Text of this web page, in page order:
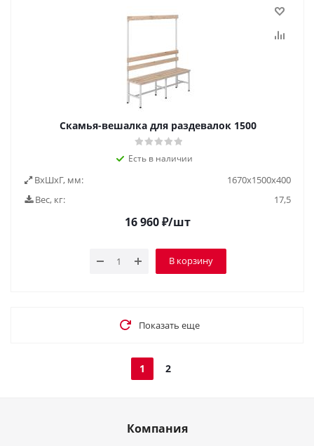
Скамья-вешалка для раздевалок 1500
Есть в наличии
ВxШxГ, мм:
1670x1500x400
Вес, кг:
17,5
16 960₽/шт
В корзину
Показать еще
1 2
Компания